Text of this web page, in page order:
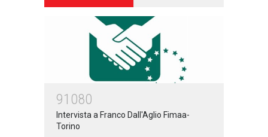
91080
Intervista a Franco Dall'Aglio Fimaa-
Torino